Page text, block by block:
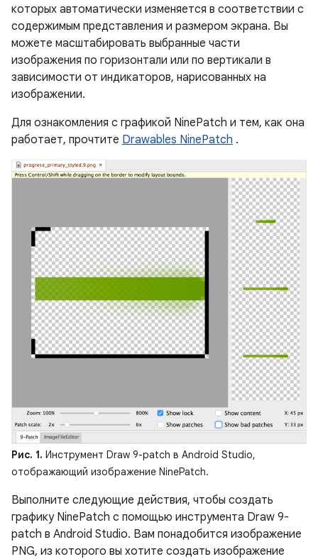
которых автоматически изменяется в соответствии с
содержимым представления и размером экрана. Вы
можете масштабировать выбранные части
изображения по горизонтали или по вертикали в
зависимости от индикаторов, нарисованных на
изображении.
Для ознакомления с графикой NinePatch и тем, как она
работает, прочтите Drawables NinePatch .
Рис. 1. Инструмент Draw 9-patch в Android Studio,
отображающий изображение NinePatch.
Выполните следующие действия, чтобы создать
графику NinePatch с помощью инструмента Draw 9-
patch в Android Studio. Вам понадобится изображение
PNG, из которого вы хотите создать изображение